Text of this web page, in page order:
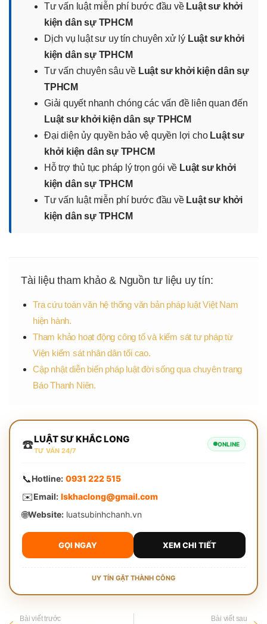
Tư vấn luật miễn phí bước đầu về Luật sư khởi
kiện dân sự TPHCM
Dịch vụ luật sư uy tín chuyên xử lý Luật sư khởi
kiện dân sự TPHCM
Tư vấn chuyên sâu về Luật sư khởi kiện dân sự
TPHCM
Giải quyết nhanh chóng các vấn đề liên quan đến
Luật sư khởi kiện dân sự TPHCM
Đại diện ủy quyền bảo vệ quyền lợi cho Luật sư
khởi kiện dân sự TPHCM
Hỗ trợ thủ tục pháp lý trọn gói về Luật sư khởi
kiện dân sự TPHCM
Tư vấn luật miễn phí bước đầu về Luật sư khởi
kiện dân sự TPHCM
Tài liệu tham khảo & Nguồn tư liệu uy tín:
Tra cứu toàn văn hệ thống văn bản pháp luật Việt Nam
hiện hành.
Tham khảo hoạt động công tố và kiểm sát tư pháp từ
Viện kiểm sát nhân dân tối cao.
Cập nhật diễn biến pháp luật đời sống qua chuyên trang
Báo Thanh Niên.
☎️LUẬT SƯ KHẮC LONG
TƯ VẤN 24/7
ONLINE
📞Hotline: 0931 222 515
✉️Email: lskhaclong@gmail.com
🌐Website:luatsubinhchanh.vn
GỌI NGAY XEM CHI TIẾT
UY TÍN GẶT THÀNH CÔNG
Bài viết trước Bài viết sau